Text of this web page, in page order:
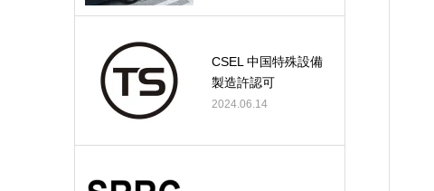
CSEL 中国特殊設備
製造許認可
2024.06.14